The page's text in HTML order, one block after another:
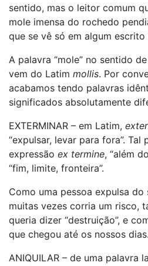
sentido, mas o leitor comum
mole imensa do rochedo
que se vê só em algum escrito
A palavra “mole” no sentido
vem do Latim mollis. Por
acabamos tendo palavras
significados absolutamente
EXTERMINAR – em Latim,
“expulsar, levar para fora”. Tal
expressão ex termine, “além
“fim, limite, fronteira”.
Como uma pessoa expulsa
muitas vezes corria um risco,
queria dizer “destruição”, e
que chegou até os nossos dias.
ANIQUILAR – de uma palavra